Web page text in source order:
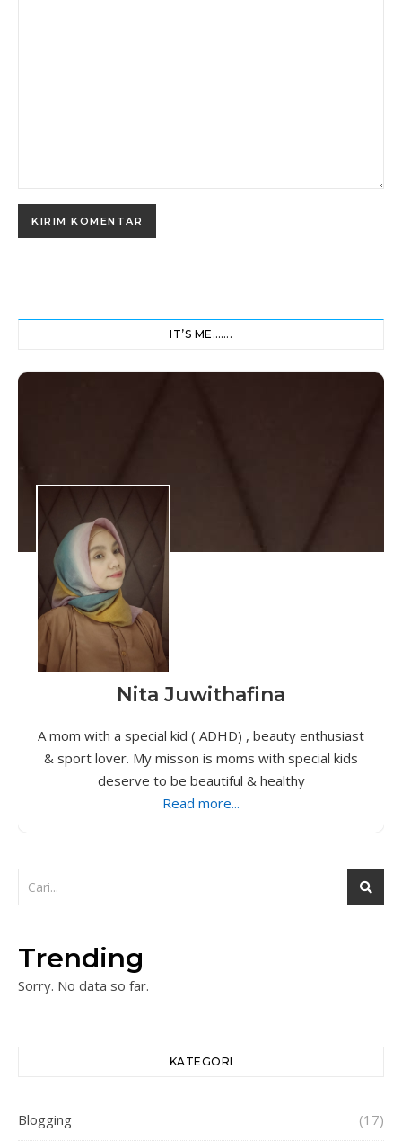
IT’S ME…….
Nita Juwithafina
A mom with a special kid ( ADHD) , beauty enthusiast
& sport lover. My misson is moms with special kids
deserve to be beautiful & healthy
Read more...
Trending
Sorry. No data so far.
KATEGORI
Blogging (17)